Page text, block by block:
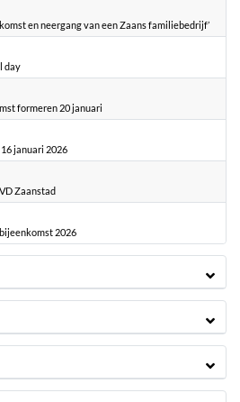
en neergang van een Zaans familiebedrijf’
day
formeren 20 januari
januari 2026
Zaanstad
2026